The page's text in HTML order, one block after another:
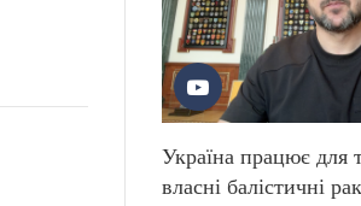
Україна працює для
власні балістичні